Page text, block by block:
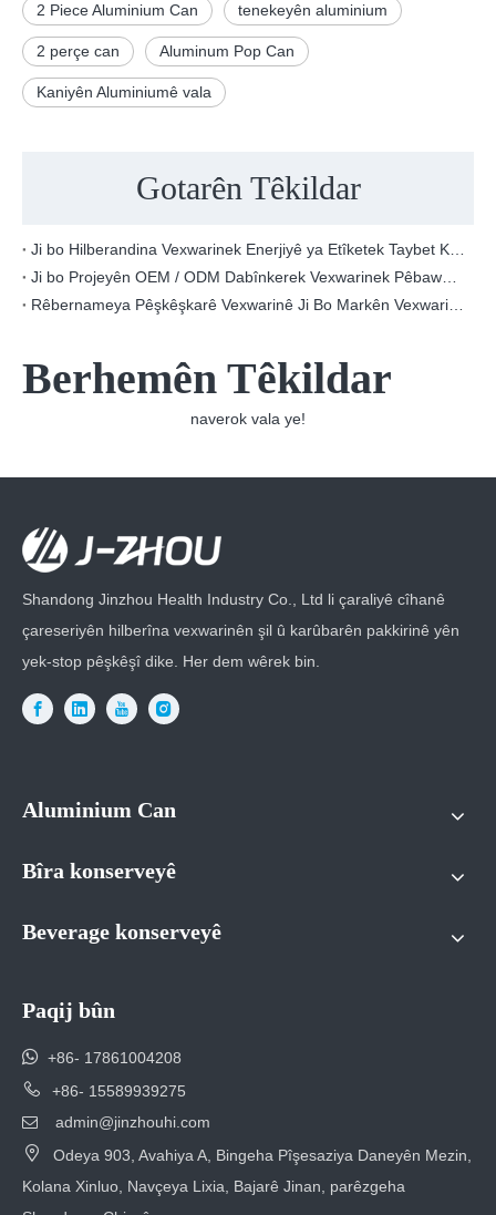
2 Piece Aluminium Can tenekeyên aluminium
2 perçe can Aluminum Pop Can
Kaniyên Aluminiumê vala
Gotarên Têkildar
Berhemên Têkildar
naverok vala ye!
Shandong Jinzhou Health Industry Co., Ltd li çaraliyê cîhanê
çareseriyên hilberîna vexwarinên şil û karûbarên pakkirinê yên
yek-stop pêşkêşî dike. Her dem wêrek bin.
Aluminium Can
Bîra konserveyê
Beverage konserveyê
Paqij bûn
 +86- 17861004208
 +86- 15589939275
 admin@jinzhouhi.com
 Odeya 903, Avahiya A, Bingeha Pîşesaziya Daneyên Mezin,
Kolana Xinluo, Navçeya Lixia, Bajarê Jinan, parêzgeha